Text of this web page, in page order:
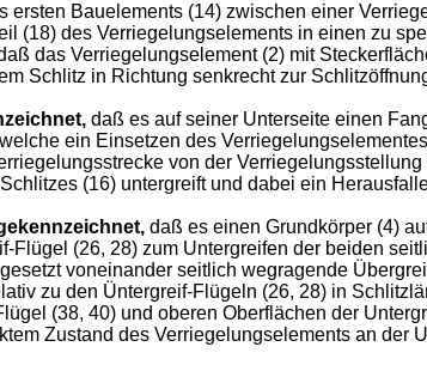
Bauelements (14) zwischen einer
(18) des Verriegelungselements in einen zu
das Verriegelungselement (2) mit
Schlitz in Richtung senkrecht zur
daß es auf seiner Unterseite einen
ein Einsetzen des
von der
(16) untergreift und dabei ein
daß es einen Grundkörper (4)
(26, 28) zum Untergreifen der beiden
voneinander seitlich wegragende
zu den Üntergreif-Flügeln (26, 28) in
(38, 40) und oberen Oberflächen der
Zustand des Verriegelungselements an der